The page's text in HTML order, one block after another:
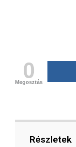
0
Megosztás
Részletek